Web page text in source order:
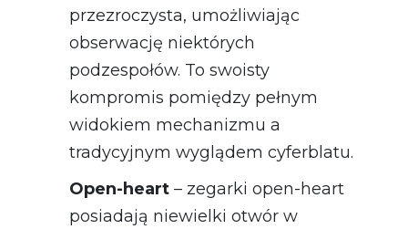
przezroczysta, umożliwiając
obserwację niektórych
podzespołów. To swoisty
kompromis pomiędzy pełnym
widokiem mechanizmu a
tradycyjnym wyglądem cyferblatu.
Open-heart – zegarki open-heart
posiadają niewielki otwór w